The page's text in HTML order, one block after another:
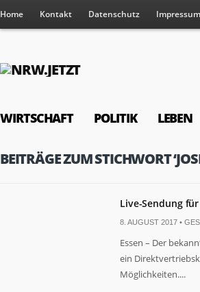
Home Kontakt Datenschutz Impressum
WIRTSCHAFT POLITIK LEBEN
BEITRÄGE ZUM STICHWORT
Live-Sendung
8. AUGUST 2017 •
Essen – Der
ein
Möglichkeiten....